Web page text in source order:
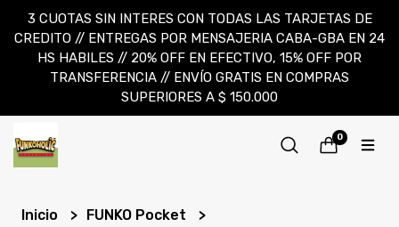
3 CUOTAS SIN INTERES CON TODAS LAS TARJETAS DE
CREDITO // ENTREGAS POR MENSAJERIA CABA-GBA EN 24
HS HABILES // 20% OFF EN EFECTIVO, 15% OFF POR
TRANSFERENCIA // ENVÍO GRATIS EN COMPRAS
SUPERIORES A $ 150.000
0
Inicio
FUNKO Pocket